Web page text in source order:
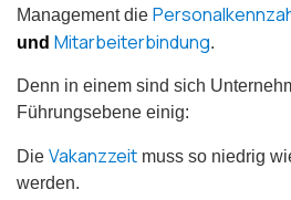
Management die
und Mitarbeiterbindung.
Denn in einem sind sich
Führungsebene einig:
Die Vakanzzeit muss so niedrig
werden.